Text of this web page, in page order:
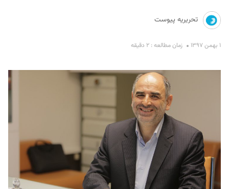
تحریریه پیوست
۱ بهمن ۱۳۹۷ زمان مطالعه : ۲ دقیقه